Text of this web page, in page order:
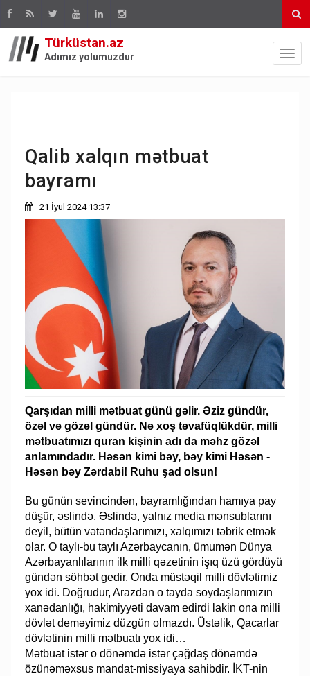
Türküstan.az
Adımız yolumuzdur
Qalib xalqın mətbuat
bayramı
21 İyul 2024 13:37
Qarşıdan milli mətbuat günü gəlir. Əziz gündür,
özəl və gözəl gündür. Nə xoş təvafüqlükdür, milli
mətbuatımızı quran kişinin adı da məhz gözəl
anlamındadır. Həsən kimi bəy, bəy kimi Həsən -
Həsən bəy Zərdabi! Ruhu şad olsun!
Bu günün sevincindən, bayramlığından hamıya pay
düşür, əslində. Əslində, yalnız media mənsublarını
deyil, bütün vətəndaşlarımızı, xalqımızı təbrik etmək
olar. O taylı-bu taylı Azərbaycanın, ümumən Dünya
Azərbayanlılarının ilk milli qəzetinin işıq üzü gördüyü
gündən söhbət gedir. Onda müstəqil milli dövlətimiz
yox idi. Doğrudur, Arazdan o tayda soydaşlarımızın
xanədanlığı, hakimiyyəti davam edirdi lakin ona milli
dövlət deməyimiz düzgün olmazdı. Üstəlik, Qacarlar
dövlətinin milli mətbuatı yox idi…
Mətbuat istər o dönəmdə istər çağdaş dönəmdə
özünəməxsus mandat-missiyaya sahibdir. İKT-nin